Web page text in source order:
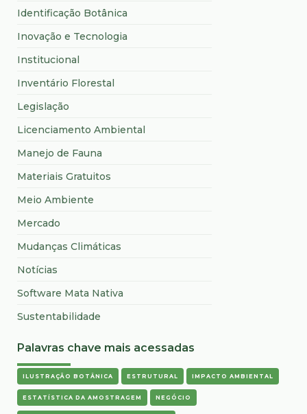
Identificação Botânica
Inovação e Tecnologia
Institucional
Inventário Florestal
Legislação
Licenciamento Ambiental
Manejo de Fauna
Materiais Gratuitos
Meio Ambiente
Mercado
Mudanças Climáticas
Notícias
Software Mata Nativa
Sustentabilidade
Palavras chave mais acessadas
ILUSTRAÇÃO BOTÂNICA ESTRUTURAL IMPACTO AMBIENTAL
ESTATÍSTICA DA AMOSTRAGEM NEGÓCIO